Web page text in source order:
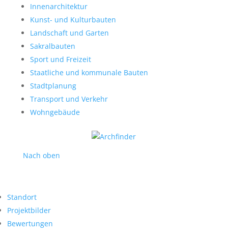
Innenarchitektur
Kunst- und Kulturbauten
Landschaft und Garten
Sakralbauten
Sport und Freizeit
Staatliche und kommunale Bauten
Stadtplanung
Transport und Verkehr
Wohngebäude
Nach oben
Standort
Projektbilder
Bewertungen